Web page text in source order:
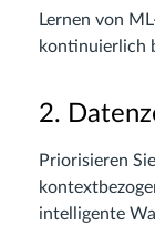
Lernen von
kontinuierlich
2.
Priorisieren
intelligente